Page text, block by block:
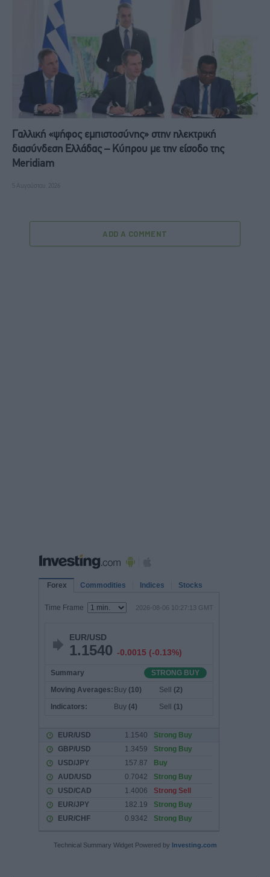
Γαλλική «ψήφος εμπιστοσύνης» στην ηλεκτρική
διασύνδεση Ελλάδας – Κύπρου με την είσοδο της
Meridiam
5 Αυγούστου, 2026
ADD A COMMENT
Technical Summary Widget Powered by Investing.com